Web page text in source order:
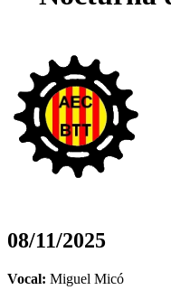
08/11/2025
Vocal: Miguel Micó